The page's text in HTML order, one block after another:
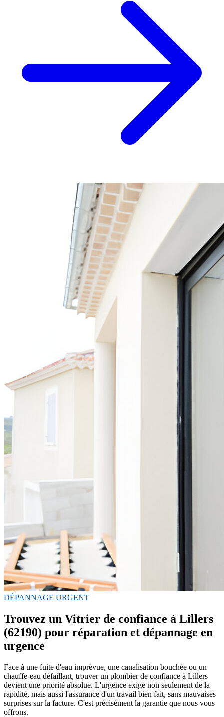
DÉPANNAGE URGENT
Trouvez un Vitrier de confiance à Lillers
(62190) pour réparation et dépannage en
urgence
Face à une fuite d'eau imprévue, une canalisation bouchée ou un
chauffe-eau défaillant, trouver un plombier de confiance à Lillers
devient une priorité absolue. L'urgence exige non seulement de la
rapidité, mais aussi l'assurance d'un travail bien fait, sans mauvaises
surprises sur la facture. C'est précisément la garantie que nous vous
offrons.